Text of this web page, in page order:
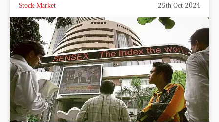
Stock Market 25th Oct 2024